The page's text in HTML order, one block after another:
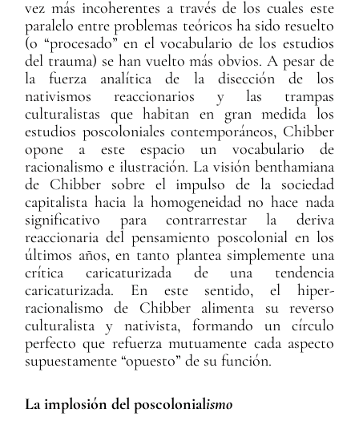
vez más incoherentes a través de los cuales este
paralelo entre problemas teóricos ha sido resuelto
(o “procesado” en el vocabulario de los estudios
del trauma) se han vuelto más obvios. A pesar de
la fuerza analítica de la disección de los
nativismos reaccionarios y las trampas
culturalistas que habitan en gran medida los
estudios poscoloniales contemporáneos, Chibber
opone a este espacio un vocabulario de
racionalismo e ilustración. La visión benthamiana
de Chibber sobre el impulso de la sociedad
capitalista hacia la homogeneidad no hace nada
significativo para contrarrestar la deriva
reaccionaria del pensamiento poscolonial en los
últimos años, en tanto plantea simplemente una
crítica caricaturizada de una tendencia
caricaturizada. En este sentido, el hiper-
racionalismo de Chibber alimenta su reverso
culturalista y nativista, formando un círculo
perfecto que refuerza mutuamente cada aspecto
supuestamente “opuesto” de su función.
La implosión del poscolonialismo